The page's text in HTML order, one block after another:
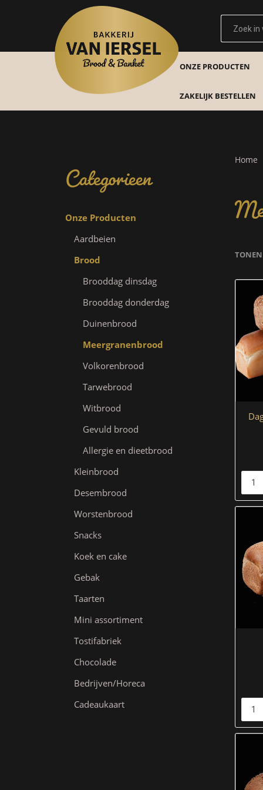
ONZE PRODUCTEN
ZAKELIJK BESTELLEN
Home
TONEN
Categorieen
Onze Producten
Aardbeien
Brood
Brooddag dinsdag
Brooddag donderdag
Duinenbrood
Meergranenbrood
Volkorenbrood
Tarwebrood
Witbrood
Gevuld brood
Allergie en dieetbrood
Kleinbrood
Desembrood
Worstenbrood
Snacks
Koek en cake
Gebak
Taarten
Mini assortiment
Tostifabriek
Chocolade
Bedrijven/Horeca
Cadeaukaart